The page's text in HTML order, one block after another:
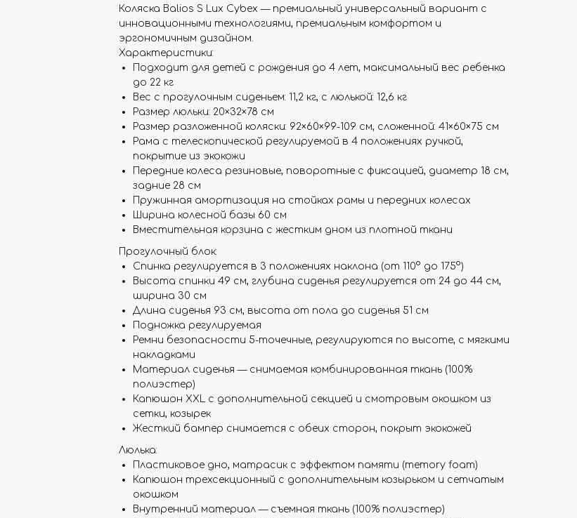
Коляска Balios S Lux Cybex — премиальный универсальный вариант с
инновационными технологиями, премиальным комфортом и
эргономичным дизайном.
Характеристики:
Подходит для детей с рождения до 4 лет, максимальный вес ребенка
до 22 кг
Вес с прогулочным сиденьем: 11,2 кг, с люлькой: 12,6 кг
Размер люльки: 20×32×78 см
Размер разложенной коляски: 92×60×99-109 см, сложенной: 41×60×75 см
Рама с телескопической регулируемой в 4 положениях ручкой,
покрытие из экокожи
Передние колеса резиновые, поворотные с фиксацией, диаметр 18 см,
задние 28 см
Пружинная амортизация на стойках рамы и передних колесах
Ширина колесной базы 60 см
Вместительная корзина с жестким дном из плотной ткани
Прогулочный блок:
Спинка регулируется в 3 положениях наклона (от 110° до 175°)
Высота спинки 49 см, глубина сиденья регулируется от 24 до 44 см,
ширина 30 см
Длина сиденья 93 см, высота от пола до сиденья 51 см
Подножка регулируемая
Ремни безопасности 5-точечные, регулируются по высоте, с мягкими
накладками
Материал сиденья — снимаемая комбинированная ткань (100%
полиэстер)
Капюшон XXL с дополнительной секцией и смотровым окошком из
сетки, козырек
Жесткий бампер снимается с обеих сторон, покрыт экокожей
Люлька:
Пластиковое дно, матрасик с эффектом памяти (memory foam)
Капюшон трехсекционный с дополнительным козырьком и сетчатым
окошком
Внутренний материал — съемная ткань (100% полиэстер)